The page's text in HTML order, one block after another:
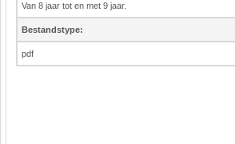
Van 8 jaar tot en met 9 jaar.
Bestandstype:
pdf